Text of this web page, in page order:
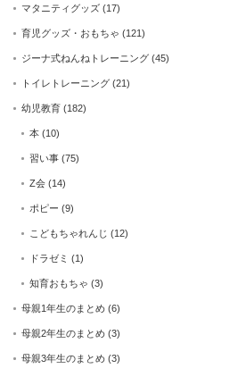
マタニティグッズ (17)
育児グッズ・おもちゃ (121)
ジーナ式ねんねトレーニング (45)
トイレトレーニング (21)
幼児教育 (182)
本 (10)
習い事 (75)
Z会 (14)
ポピー (9)
こどもちゃれんじ (12)
ドラゼミ (1)
知育おもちゃ (3)
母親1年生のまとめ (6)
母親2年生のまとめ (3)
母親3年生のまとめ (3)